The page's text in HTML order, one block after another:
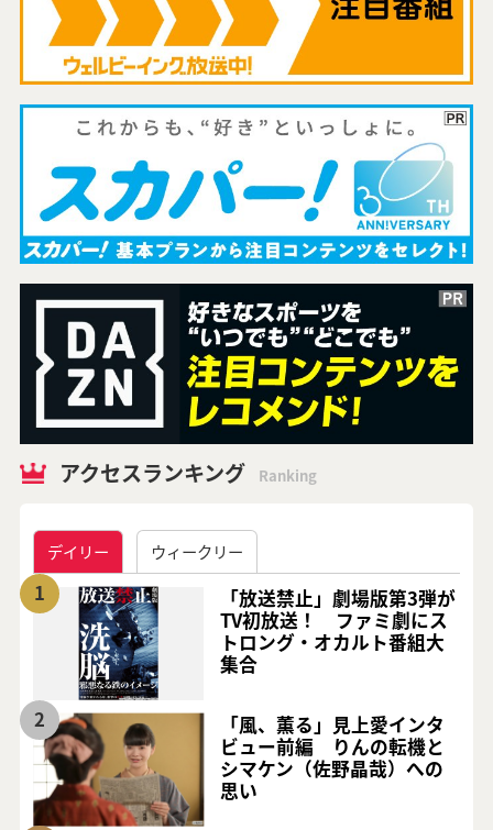
アクセスランキング Ranking
デイリー ウィークリー
1
「放送禁止」劇場版第3弾が
TV初放送！ ファミ劇にス
トロング・オカルト番組大
集合
2
「風、薫る」見上愛インタ
ビュー前編 りんの転機と
シマケン（佐野晶哉）への
思い